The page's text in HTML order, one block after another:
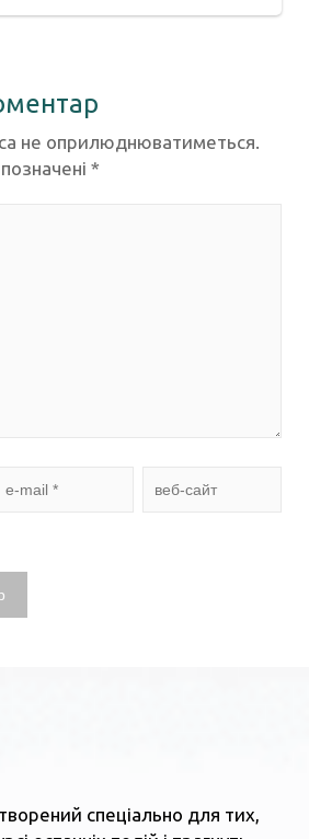
не оприлюднюватиметься.
*
спеціально для тих,